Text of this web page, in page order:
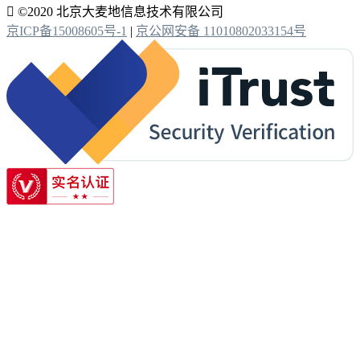
 ©2020 北京大麦地信息技术有限公司
京ICP备15008605号-1 | 京公网安备 11010802033154号